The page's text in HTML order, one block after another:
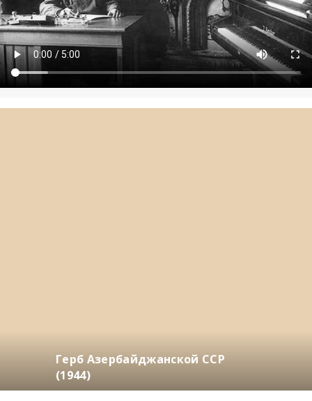
Герб Азербайджанской ССР
(1944)